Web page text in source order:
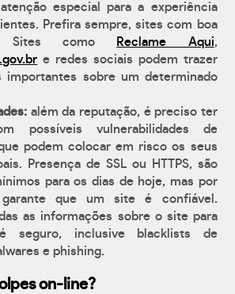
atenção especial para a experiência
Prefira sempre, sites com boa
Sites como
Reclame Aqui,
e redes sociais podem trazer
importantes sobre um determinado
além da reputação, é preciso ter
possíveis vulnerabilidades de
podem colocar em risco os seus
Presença de SSL ou HTTPS, são
para os dias de hoje, mas por
que um site é confiável.
as informações sobre o site para
seguro, inclusive blacklists de
e phishing.
on-line?